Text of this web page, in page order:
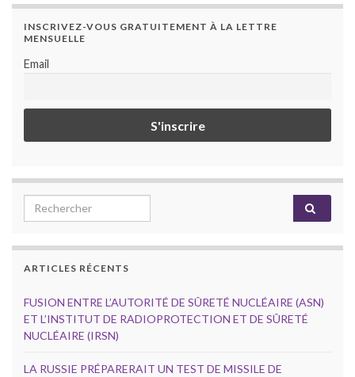
INSCRIVEZ-VOUS GRATUITEMENT À LA LETTRE
MENSUELLE
Email
Search for:
ARTICLES RÉCENTS
FUSION ENTRE L’AUTORITÉ DE SÛRETÉ NUCLÉAIRE (ASN)
ET L’INSTITUT DE RADIOPROTECTION ET DE SÛRETÉ
NUCLÉAIRE (IRSN)
LA RUSSIE PRÉPARERAIT UN TEST DE MISSILE DE